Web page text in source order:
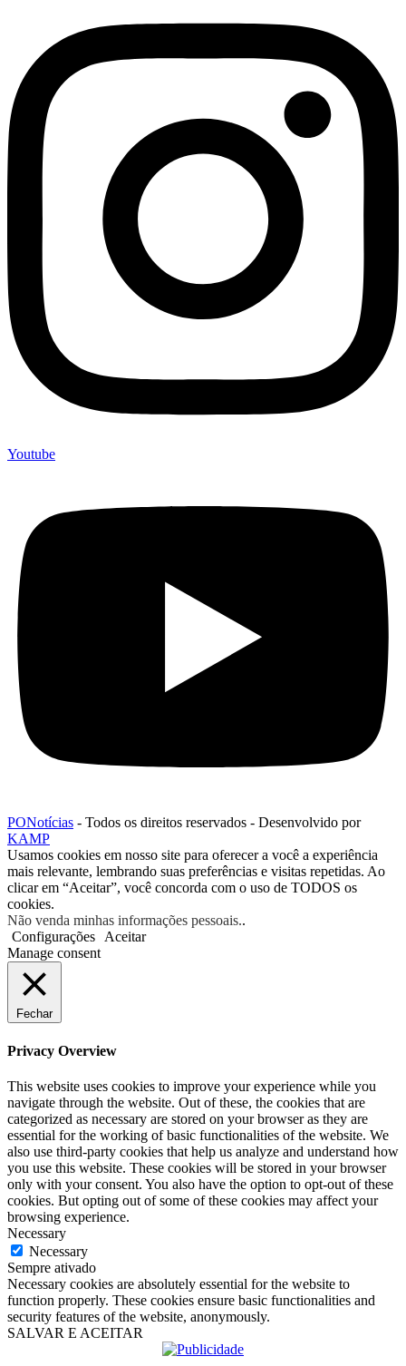
Youtube
PONotícias - Todos os direitos reservados - Desenvolvido por
KAMP
Usamos cookies em nosso site para oferecer a você a experiência
mais relevante, lembrando suas preferências e visitas repetidas. Ao
clicar em “Aceitar”, você concorda com o uso de TODOS os
cookies.
Não venda minhas informações pessoais..
Configurações
Aceitar
Manage consent
Fechar
Privacy Overview
This website uses cookies to improve your experience while you
navigate through the website. Out of these, the cookies that are
categorized as necessary are stored on your browser as they are
essential for the working of basic functionalities of the website. We
also use third-party cookies that help us analyze and understand how
you use this website. These cookies will be stored in your browser
only with your consent. You also have the option to opt-out of these
cookies. But opting out of some of these cookies may affect your
browsing experience.
Necessary
Necessary
Sempre ativado
Necessary cookies are absolutely essential for the website to
function properly. These cookies ensure basic functionalities and
security features of the website, anonymously.
SALVAR E ACEITAR